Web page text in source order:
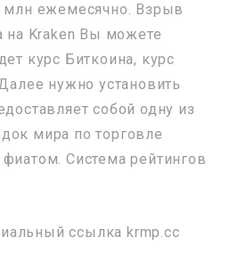
ежемесячно. Взрыв
на Kraken Вы можете
курс Биткоина, курс
нужно установить
собой одну из
мира по торговле
Система рейтингов